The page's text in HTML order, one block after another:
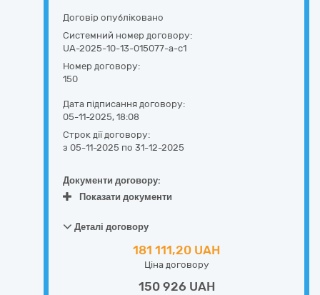
Договір опубліковано
Системний номер договору:
UA-2025-10-13-015077-a-c1
Номер договору:
150
Дата підписання договору:
05-11-2025, 18:08
Строк дії договору:
з 05-11-2025 по 31-12-2025
Документи договору:
Показати документи
Деталі договору
181 111,20 UAH
Ціна договору
150 926 UAH